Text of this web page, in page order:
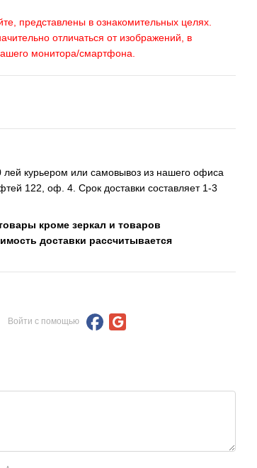
представлены в ознакомительных целях.
отличаться от изображений, в
монитора/смартфона.
курьером или самовывоз из нашего офиса
122, оф. 4. Срок доставки составляет 1-3
кроме зеркал и товаров
доставки рассчитывается
Войти с помощью